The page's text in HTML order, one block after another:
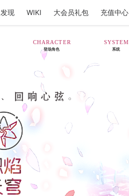
发现 WIKI 大会员礼包 充值中心
CHARACTER
登场角色
SYSTEM
系统